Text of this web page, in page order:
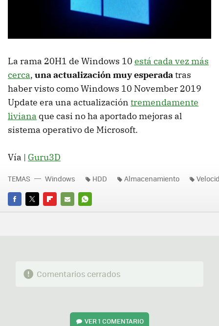
La rama 20H1 de Windows 10 está cada vez más
cerca, una actualización muy esperadatras
haber visto como Windows 10 November 2019
Update era una actualización tremendamente
liviana que casi no ha aportado mejoras al
sistema operativo de Microsoft.
Vía | Guru3D
FACEBOOK
TWITTERFLIPBOARD
E-
WHATSAPP
TEMAS Windows HDD Almacenamiento
Comentarios cerrados
VER1 COMENTARIO